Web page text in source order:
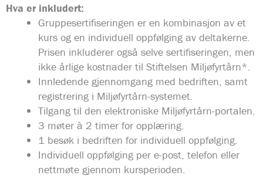
Hva er inkludert:
Gruppesertifiseringen er en kombinasjon av et
kurs og en individuell oppfølging av deltakerne.
Prisen inkluderer også selve sertifiseringen, men
ikke årlige kostnader til Stiftelsen Miljøfyrtårn*.
Innledende gjennomgang med bedriften, samt
registrering i Miljøfyrtårn-systemet.
Tilgang til den elektroniske Miljøfyrtårn-portalen.
3 møter à 2 timer for opplæring.
1 besøk i bedriften for individuell oppfølging.
Individuell oppfølging per e-post, telefon eller
nettmøte gjennom kursperioden.